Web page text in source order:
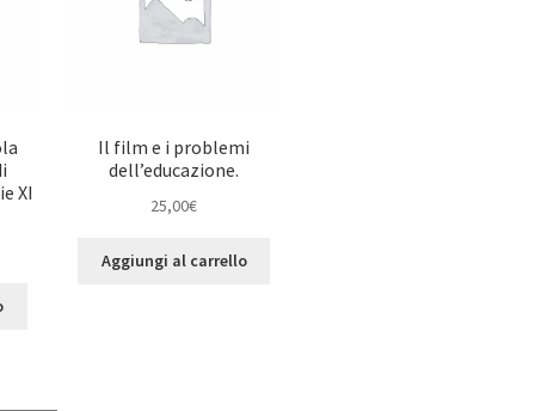
XI
Il film e i problemi
dell’educazione.
25,00€
Aggiungi al carrello